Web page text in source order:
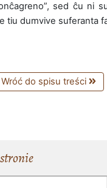
sed ĉu ni
tiu dumvive suferanta
Wróć do spisu treści